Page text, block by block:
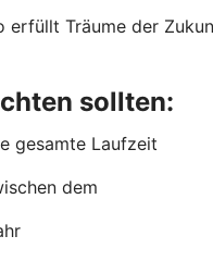
erfüllt Träume der
sollten:
gesamte Laufzeit
dem